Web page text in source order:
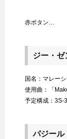
赤ボタン…
ジー・ゼ
国名：マレー
使用曲：「
予定構成：
パジール